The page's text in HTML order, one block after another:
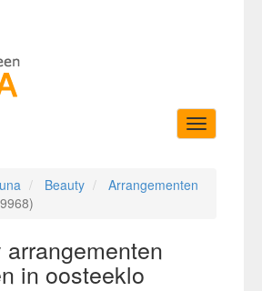
Toggle
navigation
Beauty
Arrangementen
arrangementen
in oosteeklo